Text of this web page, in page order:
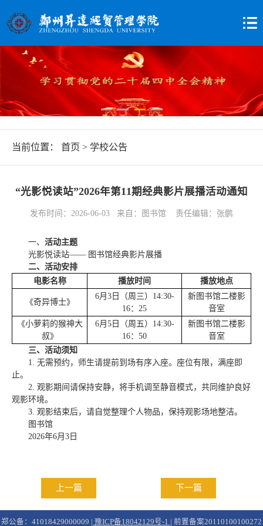
当前位置： 首页 > 学校公告
“光影悦读站”2026年第11期经典影片展播活动通知
发布时间：2026-06-03 来自：图书馆 责任编辑：张鹏
一、 活动主题
光影悦读站—— 图书馆经典影片展播
二、活动安排
电影名称
播放时间 播放地点
《奇异博士》
6月3日（周三）14:30-
16：25
新图书馆二楼影
音室
《小萝莉的猴神大
叔》
6月5日（周五）14:30-
16：50
新图书馆二楼影
音室
三、活动须知
1. 无需预约，师生请提前到场有序入座。座位有限，满座即
止。
2. 观影期间请保持安静，将手机调至静音模式，共同维护良好
观影环境。
3. 观影结束后，请自觉整理个人物品，保持观影场地整洁。
图书馆
2026年6月3日
上一篇 下一篇
郑公备：41018429000009 | 豫ICP备18042129号-1 | 前置备案20110100100272